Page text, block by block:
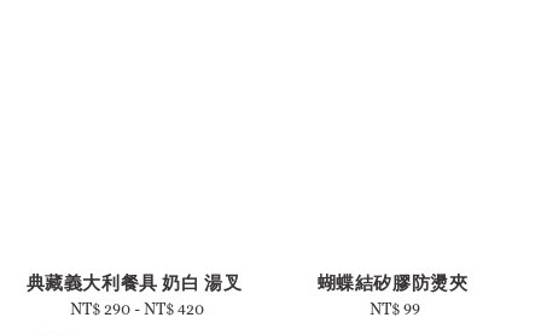
典藏義大利餐具 奶白 湯叉
Regular
NT$ 290-NT$ 420
蝴蝶結矽膠防燙夾
Regular
NT$ 99